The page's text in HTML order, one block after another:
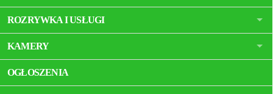
ROZRYWKA I USŁUGI
KAMERY
OGŁOSZENIA